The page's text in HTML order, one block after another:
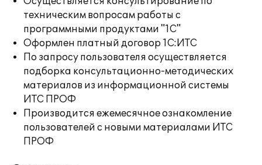
техническим вопросам работы с
программными продуктами "1С"
Оформлен платный договор 1С:ИТС
По запросу пользователя осуществляется
подборка консультационно-методических
материалов из информационной системы
ИТС ПРОФ
Производится ежемесячное ознакомление
пользователей с новыми материалами ИТС
ПРОФ